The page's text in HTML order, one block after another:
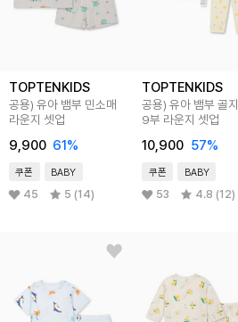
TOPTENKIDS
공용) 유아 뱀부 민소매
라운지 셋업
9,900 61 %
쿠폰 BABY
45 5 (14)
TOPTENKIDS
공용) 유아 뱀부 골지
9부 라운지 셋업
10,900 57%
쿠폰 BABY
53 4.8 (12)